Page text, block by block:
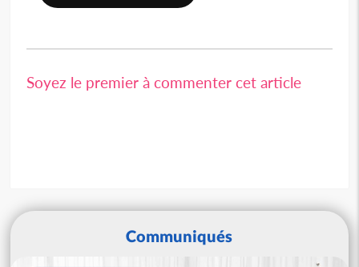
Soyez le premier à commenter cet article
Communiqués